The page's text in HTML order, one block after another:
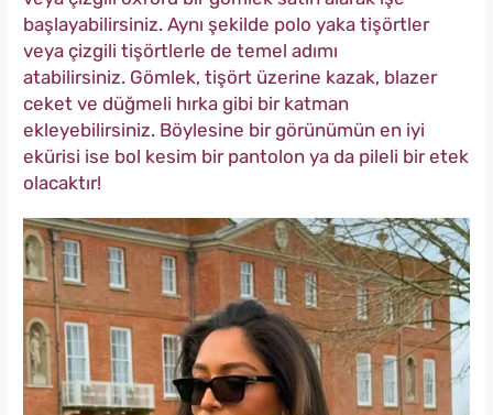
başlayabilirsiniz. Aynı şekilde polo yaka tişörtler
veya çizgili tişörtlerle de temel adımı
atabilirsiniz. Gömlek, tişört üzerine kazak, blazer
ceket ve düğmeli hırka gibi bir katman
ekleyebilirsiniz. Böylesine bir görünümün en iyi
ekürisi ise bol kesim bir pantolon ya da pileli bir etek
olacaktır!